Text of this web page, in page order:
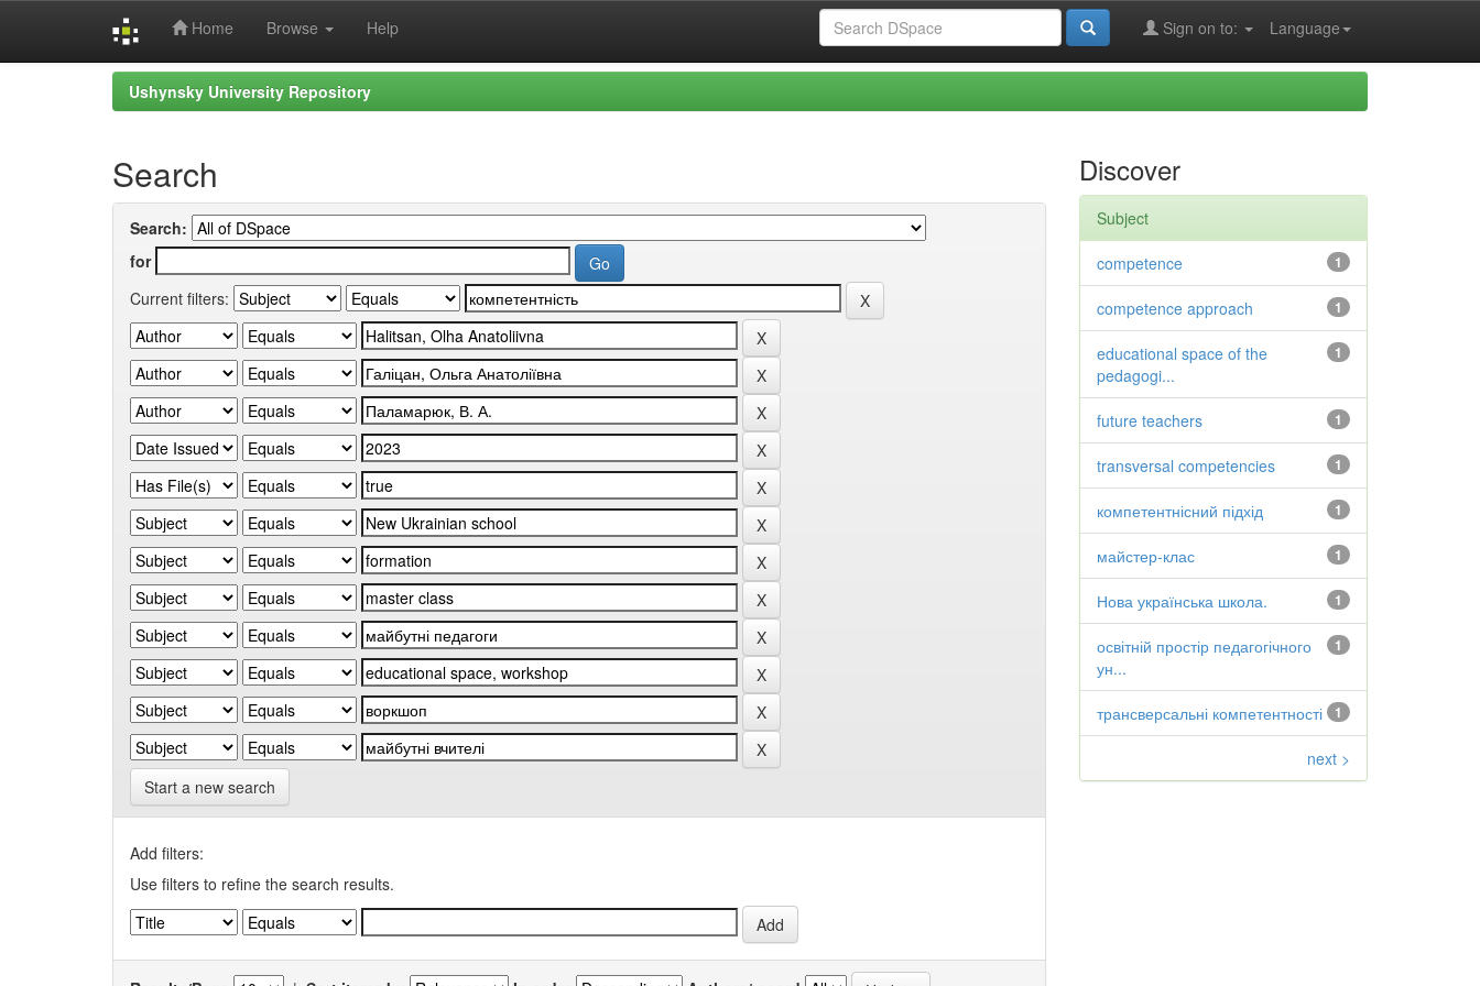
Home Browse Help Language
Sign on to:
Ushynsky University Repository
Search
Search:
for
Current filters:
Start a new search
Add filters:
Use filters to refine the search results.
Discover
Subject
1
competence
1
competence approach
1
educational space of the
pedagogi...
1
future teachers
1
transversal competencies
1
компетентнісний підхід
1
майстер-клас
1
Нова українська школа.
1
освітній простір педагогічного
ун...
1
трансверсальні компетентності
next >